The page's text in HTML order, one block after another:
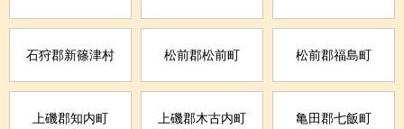
石狩郡新篠津村 松前郡松前町 松前郡福島町
上磯郡知内町 上磯郡木古内町 亀田郡七飯町